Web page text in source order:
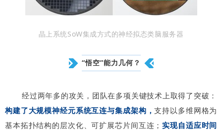
晶上系统SoW集成方式的神经拟态类脑服务器
“悟空”能力几何？
经过两年多的攻关，团队在多项关键技术上取得了突破：
构建了大规模神经元系统互连与集成架构，支持以多维网格为
基本拓扑结构的层次化、可扩展芯片间互连； 实现自适应时间